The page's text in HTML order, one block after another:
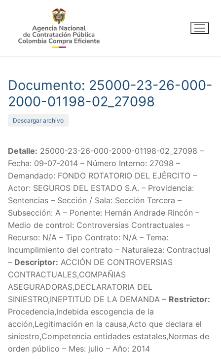
contenido
Documento: 25000-23-26-000-
2000-01198-02_27098
Descargar archivo
Detalle: 25000-23-26-000-2000-01198-02_27098 –
Fecha: 09-07-2014 – Número Interno: 27098 –
Demandado: FONDO ROTATORIO DEL EJÉRCITO –
Actor: SEGUROS DEL ESTADO S.A. – Providencia:
Sentencias – Sección / Sala: Sección Tercera –
Subsección: A – Ponente: Hernán Andrade Rincón –
Medio de control: Controversias Contractuales –
Recurso: N/A – Tipo Contrato: N/A – Tema:
Incumplimiento del contrato – Naturaleza: Contractual
– Descriptor: ACCIÓN DE CONTROVERSIAS
CONTRACTUALES,COMPAÑIAS
ASEGURADORAS,DECLARATORIA DEL
SINIESTRO,INEPTITUD DE LA DEMANDA – Restrictor:
Procedencia,Indebida escogencia de la
acción,Legitimación en la causa,Acto que declara el
siniestro,Competencia entidades estatales,Normas de
orden público – Mes: julio – Año: 2014